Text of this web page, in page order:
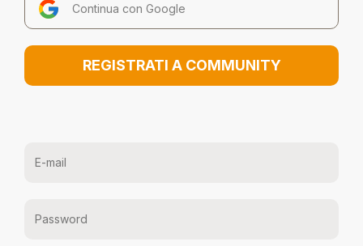
Continua con Google
REGISTRATI A COMMUNITY